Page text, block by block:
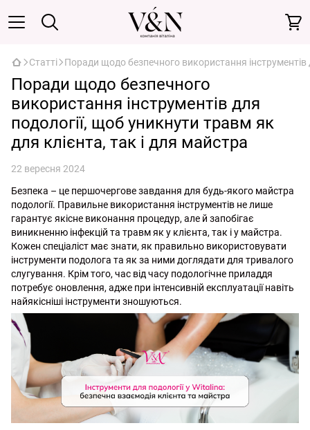
Статті Поради щодо безпечного використання
Поради щодо безпечного
використання інструментів для
подології, щоб уникнути травм як
для клієнта, так і для майстра
22 вересня 2024
Безпека – це першочергове завдання для будь-якого майстра
подології. Правильне використання інструментів не лише
гарантує якісне виконання процедур, але й запобігає
виникненню інфекцій та травм як у клієнта, так і у майстра.
Кожен спеціаліст має знати, як правильно використовувати
інструменти подолога та як за ними доглядати для тривалого
слугування. Крім того, час від часу подологічне приладдя
потребує оновлення, адже при інтенсивній експлуатації навіть
найякісніші інструменти зношуються.